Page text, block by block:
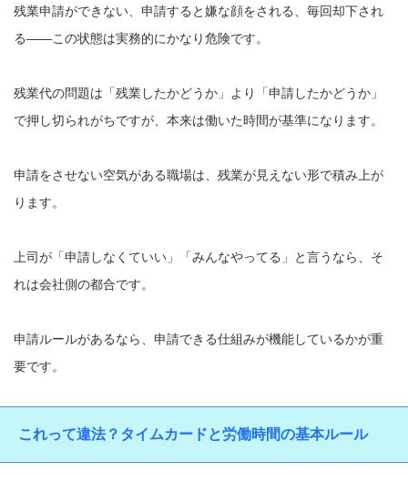
残業申請ができない、申請すると嫌な顔をされる、毎回却下され
る――この状態は実務的にかなり危険です。
残業代の問題は「残業したかどうか」より「申請したかどうか」
で押し切られがちですが、本来は働いた時間が基準になります。
申請をさせない空気がある職場は、残業が見えない形で積み上が
ります。
上司が「申請しなくていい」「みんなやってる」と言うなら、そ
れは会社側の都合です。
申請ルールがあるなら、申請できる仕組みが機能しているかが重
要です。
これって違法？タイムカードと労働時間の基本ルール